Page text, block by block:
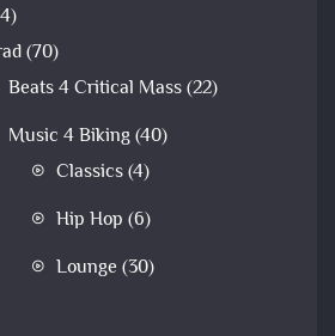
(70)
Beats 4 Critical Mass(22)
Music 4 Biking(40)
Classics(4)
Hip Hop (6)
Lounge (30)